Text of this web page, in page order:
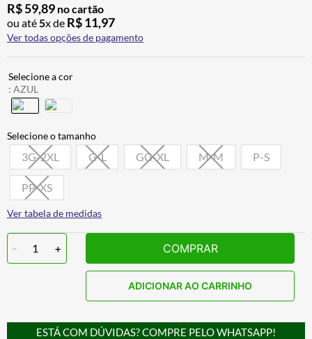
R$59,89 no cartão
ou até 5x de R$11,97
Ver todas opções de pagamento
: AZUL
3G-2XL G-L GG-XL M-M P-S
PP-XS
Ver tabela de medidas
- 1 + COMPRAR
ADICIONAR AO CARRINHO
ESTÁ COM DÚVIDAS? COMPRE PELO WHATSAPP!